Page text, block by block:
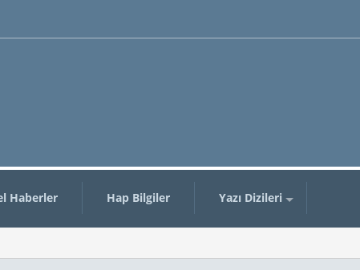
Haberler Hap Bilgiler Yazı Dizileri